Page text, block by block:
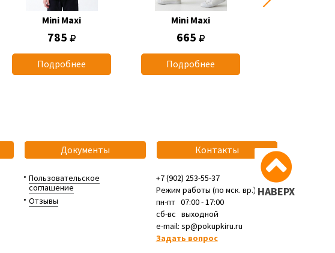
Mini Maxi
785
Подробнее
Mini Maxi
665
Подробнее
НАВЕРХ
Документы
Пользовательское
соглашение
Отзывы
Контакты
+7 (902) 253-55-37
Режим работы (по мск. вр.):
пн-пт 07:00 - 17:00
сб-вс выходной
e-mail: sp@pokupkiru.ru
Задать вопрос